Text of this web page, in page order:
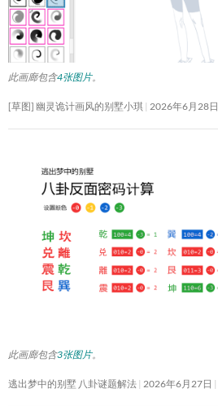
此画廊包含4张图片。
[草图] 幽灵诡计画风的别墅小琪 2026年6月28日
此画廊包含3张图片。
逃出梦中的别墅 八卦谜题解法 2026年6月27日